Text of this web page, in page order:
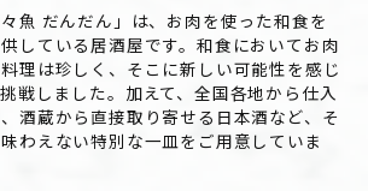
々魚 だんだん」は、お肉を使った和食を
している居酒屋です。和食においてお肉
理は珍しく、そこに新しい可能性を感じ
戦しました。加えて、全国各地から仕入
酒蔵から直接取り寄せる日本酒など、そ
わえない特別な一皿をご用意していま